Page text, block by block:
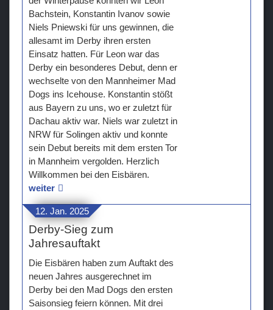
Bachstein, Konstantin Ivanov sowie
Niels Pniewski für uns gewinnen, die
allesamt im Derby ihren ersten
Einsatz hatten. Für Leon war das
Derby ein besonderes Debut, denn er
wechselte von den Mannheimer Mad
Dogs ins Icehouse. Konstantin stößt
aus Bayern zu uns, wo er zuletzt für
Dachau aktiv war. Niels war zuletzt in
NRW für Solingen aktiv und konnte
sein Debut bereits mit dem ersten Tor
in Mannheim vergolden. Herzlich
Willkommen bei den Eisbären.
weiter
12. Jan. 2025
Derby-Sieg zum
Jahresauftakt
Die Eisbären haben zum Auftakt des
neuen Jahres ausgerechnet im
Derby bei den Mad Dogs den ersten
Saisonsieg feiern können. Mit drei